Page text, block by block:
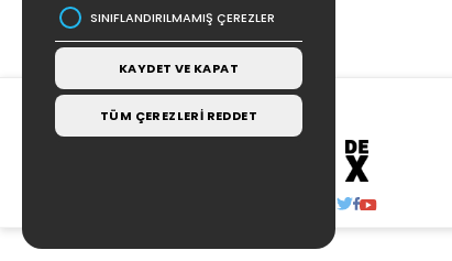
SINIFLANDIRILMAMIŞ ÇEREZLER
KAYDET VE KAPAT
TÜM ÇEREZLERİ REDDET